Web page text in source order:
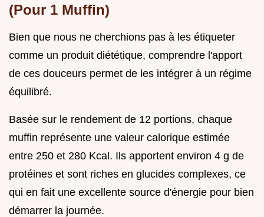
(Pour 1 Muffin)
Bien que nous ne cherchions pas à les étiqueter
comme un produit diététique, comprendre l'apport
de ces douceurs permet de les intégrer à un régime
équilibré.
Basée sur le rendement de 12 portions, chaque
muffin représente une valeur calorique estimée
entre 250 et 280 Kcal. Ils apportent environ 4 g de
protéines et sont riches en glucides complexes, ce
qui en fait une excellente source d'énergie pour bien
démarrer la journée.